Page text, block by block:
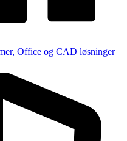
Office og CAD løsninger